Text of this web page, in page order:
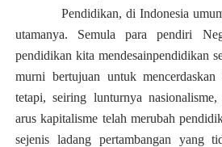
Pendidikan, di Indonesia
utamanya. Semula para pendiri
pendidikan kita mendesainpendidikan
murni bertujuan untuk mencerdaskan
tetapi, seiring lunturnya
arus kapitalisme telah merubah
sejenis ladang pertambangan yang